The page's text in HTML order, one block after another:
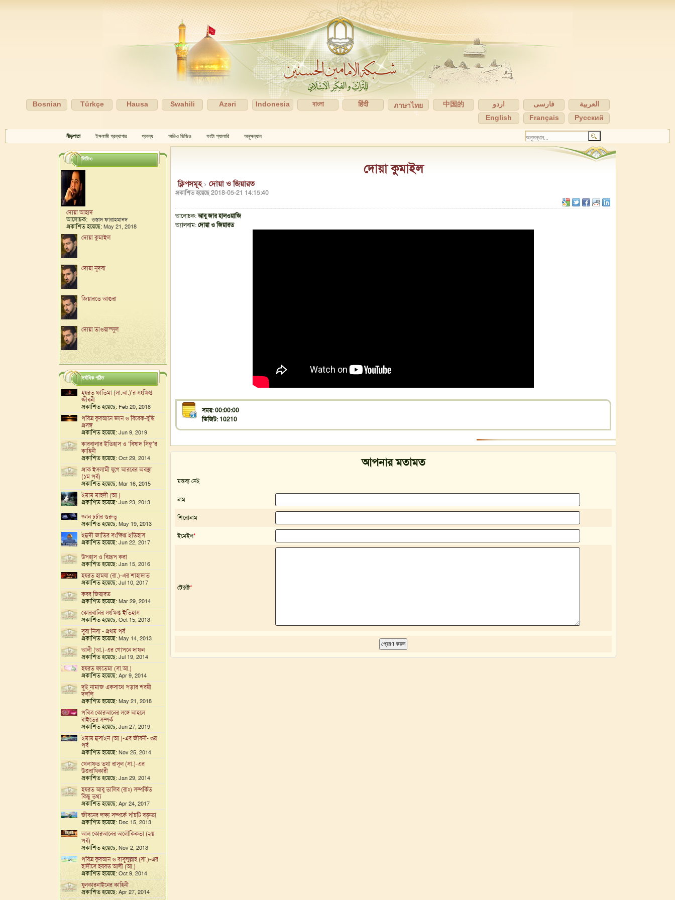
العربية فارسی اردو 中国的
ภาษาไทย
हिंदी
বাংলা
Indonesia
Azəri
Swahili
Hausa
Türkçe
Bosnian
Pусский
Français
English
নীড়পাতা ইসলামী গ্রন্থাগার প্রবন্ধ অডিও ভিডিও ফটো গ্যালারি অনুসন্ধান
দোয়া কুমাইল
ক্লিপসমূহ › দোয়া ও জিয়ারত
প্রকাশিত হয়েছে2018-05-21 14:15:40
আলোচক:আবু জার হালওয়াজি
অ্যালবাম:দোয়া ও জিয়ারত
সময়: 00:00:00
ভিজিট: 10210
আপনার মতামত
মন্তব্য নেই
নাম
শিরোনাম
ইমেইল*
টেক্সট*
ভিডিও
দোয়া আহাদ
আলোচক: ওস্তাদ ফারাহমানদ
প্রকাশিত হয়েছে: May 21, 2018
দোয়া কুমাইল
দোয়া নুদবা
জিয়ারতে আশুরা
দোয়া তাওয়াস্সুল
সর্বাধিক পঠিত
হযরত ফাতিমা (সা.আ.)’র সংক্ষিপ্ত
জীবনী
প্রকাশিত হয়েছে: Feb 20, 2018
পবিত্র কুরআনে জ্ঞান ও বিবেক-বুদ্ধি
প্রসঙ্গ
প্রকাশিত হয়েছে: Jun 9, 2019
কারবালার ইতিহাস ও ‘বিষাদ সিন্ধু’র
কাহিনী
প্রকাশিত হয়েছে: Oct 29, 2014
প্রাক ইসলামী যুগে আরবের অবস্থা
(১ম পর্ব)
প্রকাশিত হয়েছে: Mar 16, 2015
ইমাম মাহদী (আ.)
প্রকাশিত হয়েছে: Jun 23, 2013
জ্ঞান চর্চার গুরুত্ব
প্রকাশিত হয়েছে: May 19, 2013
ইহুদী জাতির সংক্ষিপ্ত ইতিহাস
প্রকাশিত হয়েছে: Jun 22, 2017
উপহাস ও বিদ্রূপ করা
প্রকাশিত হয়েছে: Jan 15, 2016
হযরত হামযা (রা.)-এর শাহাদাত
প্রকাশিত হয়েছে: Jul 10, 2017
কবর জিয়ারত
প্রকাশিত হয়েছে: Mar 29, 2014
কোরবানির সংক্ষিপ্ত ইতিহাস
প্রকাশিত হয়েছে: Oct 15, 2013
সূরা নিসা - প্রথম পর্ব
প্রকাশিত হয়েছে: May 14, 2013
আলী (আ.)-এর গোপনে দাফন
প্রকাশিত হয়েছে: Jul 19, 2014
হযরত ফাতেমা (সা.আ.)
প্রকাশিত হয়েছে: Apr 9, 2014
দুই নামাজ একসাথে পড়ার শরয়ী
দললি
প্রকাশিত হয়েছে: May 21, 2018
পবিত্র কোরআনের সঙ্গে আহলে
বাইতের সম্পর্ক
প্রকাশিত হয়েছে: Jun 27, 2019
ইমাম হুসাইন (আ.)-এর জীবনী- ৩য়
পর্ব
প্রকাশিত হয়েছে: Nov 25, 2014
খেলাফত তথা রাসূল (সা.)-এর
উত্তরাধিকারী
প্রকাশিত হয়েছে: Jan 29, 2014
হযরত আবু তালিব (রাঃ) সম্পর্কিত
কিছু তথ্য
প্রকাশিত হয়েছে: Apr 24, 2017
জীবনের লক্ষ্য সম্পর্কে পাঁচটি বক্তৃতা
প্রকাশিত হয়েছে: Dec 15, 2013
আল কোরআনের অলৌকিকতা (২য়
পর্ব)
প্রকাশিত হয়েছে: Nov 2, 2013
পবিত্র কুরআন ও রাসূলুল্লাহ (সা.)-এর
হাদীসে হযরত আলী (আ.)
প্রকাশিত হয়েছে: Oct 9, 2014
যুলকারনাইনের কাহিনী
প্রকাশিত হয়েছে: Apr 27, 2014